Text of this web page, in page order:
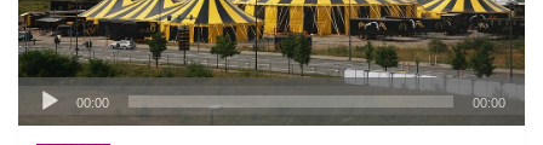
Audio-
Player
00:00 00:00